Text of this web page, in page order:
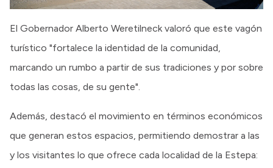
El Gobernador Alberto Weretilneck valoró que este vagón
turístico "fortalece la identidad de la comunidad,
marcando un rumbo a partir de sus tradiciones y por sobre
todas las cosas, de su gente".
Además, destacó el movimiento en términos económicos
que generan estos espacios, permitiendo demostrar a las
y los visitantes lo que ofrece cada localidad de la Estepa: